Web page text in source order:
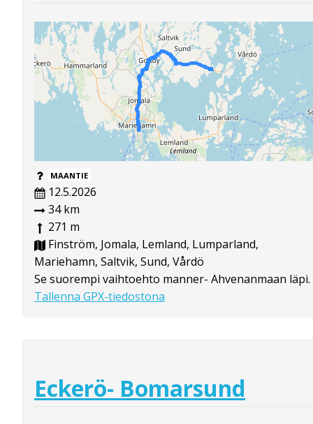
MAANTIE
12.5.2026
34 km
271 m
Finström, Jomala, Lemland, Lumparland,
Mariehamn, Saltvik, Sund, Vårdö
Se suorempi vaihtoehto manner- Ahvenanmaan läpi.
Tallenna GPX-tiedostona
Eckerö- Bomarsund